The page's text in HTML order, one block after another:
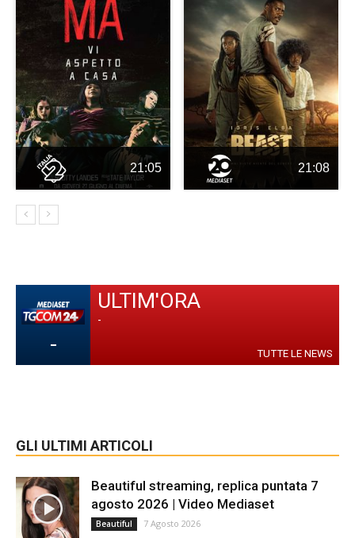
21:05 21:08
-
ULTIM'ORA
-
TUTTE LE NEWS
GLI ULTIMI ARTICOLI
Beautiful streaming, replica puntata 7
agosto 2026 | Video Mediaset
Beautiful 7 Agosto 2026